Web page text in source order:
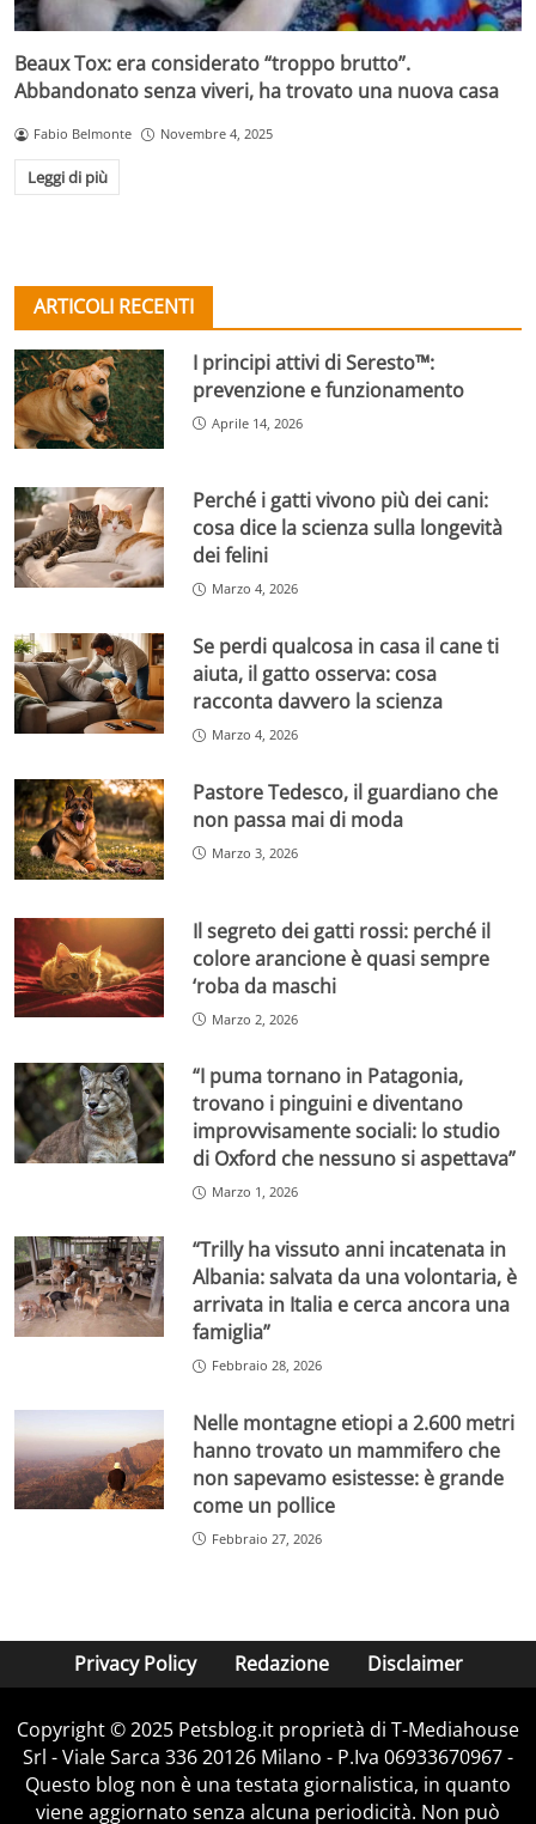
Beaux Tox: era considerato “troppo brutto”.
Abbandonato senza viveri, ha trovato una nuova casa
Fabio Belmonte Novembre 4, 2025
Leggi di più
ARTICOLI RECENTI
I principi attivi di Seresto™:
prevenzione e funzionamento
Aprile 14, 2026
Perché i gatti vivono più dei cani:
cosa dice la scienza sulla longevità
dei felini
Marzo 4, 2026
Se perdi qualcosa in casa il cane ti
aiuta, il gatto osserva: cosa
racconta davvero la scienza
Marzo 4, 2026
Pastore Tedesco, il guardiano che
non passa mai di moda
Marzo 3, 2026
Il segreto dei gatti rossi: perché il
colore arancione è quasi sempre
‘roba da maschi
Marzo 2, 2026
“I puma tornano in Patagonia,
trovano i pinguini e diventano
improvvisamente sociali: lo studio
di Oxford che nessuno si aspettava”
Marzo 1, 2026
“Trilly ha vissuto anni incatenata in
Albania: salvata da una volontaria, è
arrivata in Italia e cerca ancora una
famiglia”
Febbraio 28, 2026
Nelle montagne etiopi a 2.600 metri
hanno trovato un mammifero che
non sapevamo esistesse: è grande
come un pollice
Febbraio 27, 2026
Privacy Policy Redazione Disclaimer
Copyright © 2025 Petsblog.it proprietà di T-Mediahouse
Srl - Viale Sarca 336 20126 Milano - P.Iva 06933670967 -
Questo blog non è una testata giornalistica, in quanto
viene aggiornato senza alcuna periodicità. Non può